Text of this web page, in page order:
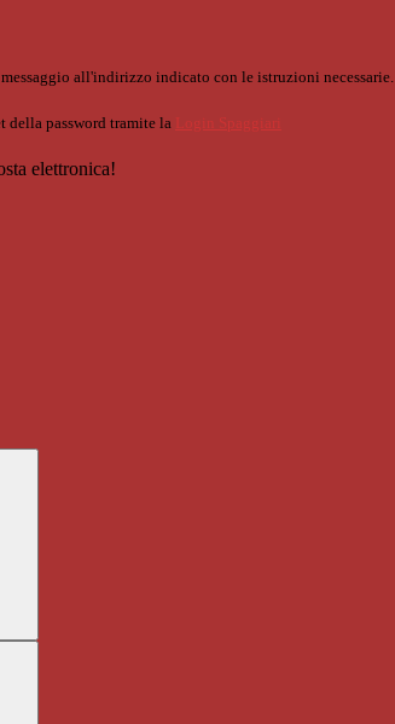
all'indirizzo indicato con le istruzioni necessarie.
della password tramite la Login Spaggiari
elettronica!